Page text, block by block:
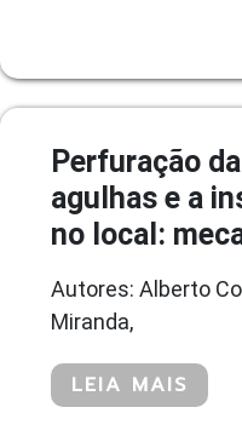
Perfuração
agulhas e a
no local:
Autores: Alberto
Miranda,
LEIA MAIS